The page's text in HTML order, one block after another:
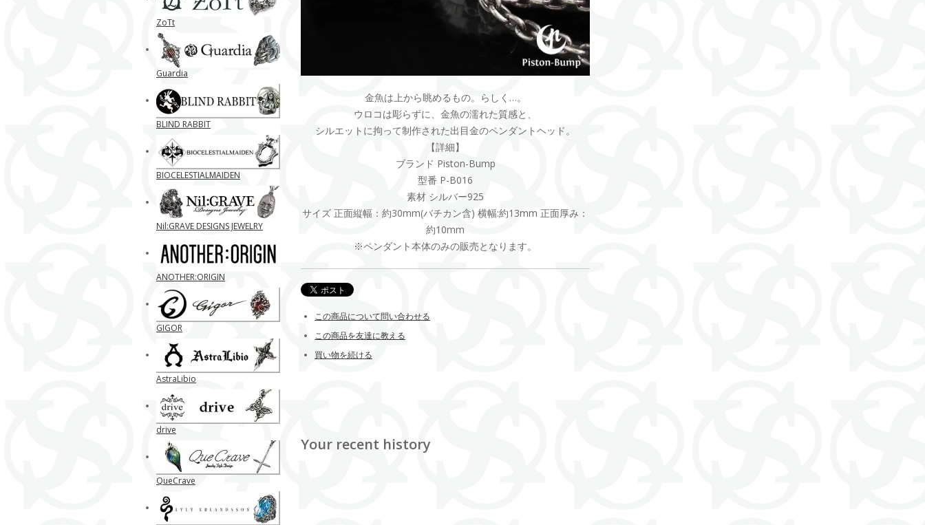
金魚は上から眺めるもの。らしく…。
ウロコは彫らずに、金魚の濡れた質感と、
シルエットに拘って制作された出目金のペンダントヘッド。
【詳細】
ブランド Piston-Bump
型番 P-B016
素材 シルバー925
サイズ 正面縦幅：約30mm(バチカン含) 横幅:約13mm 正面厚み：
約10mm
※ペンダント本体のみの販売となります。
この商品について問い合わせる
この商品を友達に教える
買い物を続ける
Your recent history
ZoTt
Guardia
BLIND RABBIT
BIOCELESTIALMAIDEN
Nil:GRAVE DESIGNS JEWELRY
ANOTHER:ORIGIN
GIGOR
AstraLibio
drive
QueCrave